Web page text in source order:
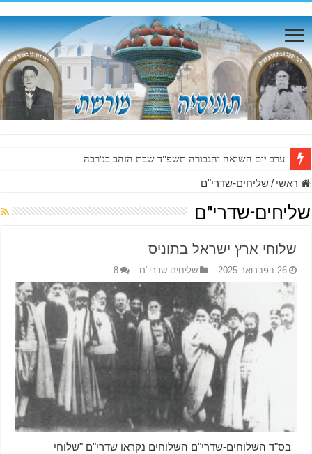
ערב יום השואה והגבורה תשפ"ד שבת הזהב בג'רבה
ראשי /שליחים-שדרי"ם
שליחים-שדרי"ם
שלוחי ארץ ישראל בתוניס
26 בפברואר 2025 שליחים-שדרי"ם 8
בס"ד השלוחים-שדרי"ם השלוחים נקראו שדרי"ם "שלוחי